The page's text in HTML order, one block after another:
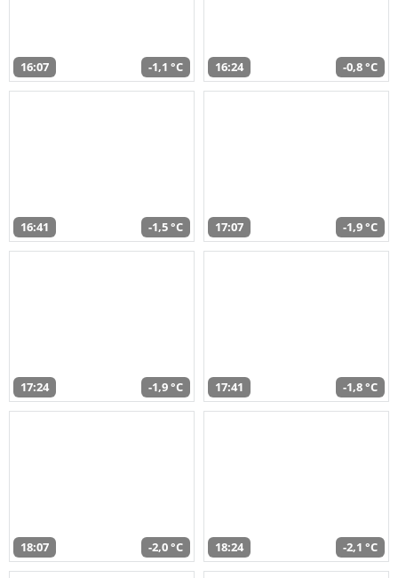
16:07 -1,1 °C 16:24 -0,8 °C
16:41 -1,5 °C 17:07 -1,9 °C
17:24 -1,9 °C 17:41 -1,8 °C
18:07 -2,0 °C 18:24 -2,1 °C